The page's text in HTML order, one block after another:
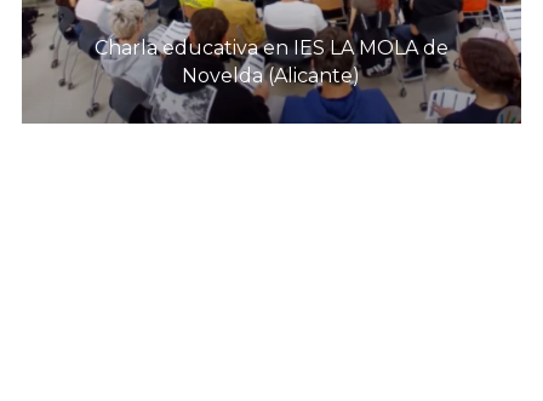
Charla educativa en IES LA MOLA de
Novelda (Alicante)